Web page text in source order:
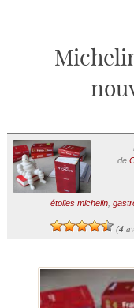
de
étoiles michelin,
(4